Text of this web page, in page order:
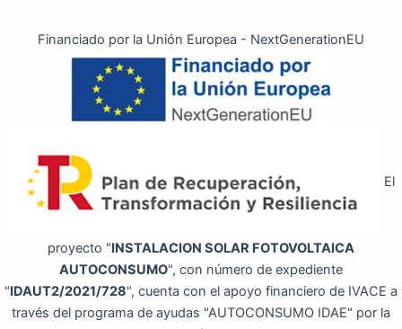
Financiado por la Unión Europea - NextGenerationEU
El
proyecto "INSTALACION SOLAR FOTOVOLTAICA
AUTOCONSUMO", con número de expediente
"IDAUT2/2021/728", cuenta con el apoyo financiero de IVACE a
través del programa de ayudas "AUTOCONSUMO IDAE" por la